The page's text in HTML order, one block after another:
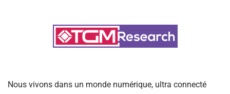
Nous vivons dans un monde numérique, ultra connecté